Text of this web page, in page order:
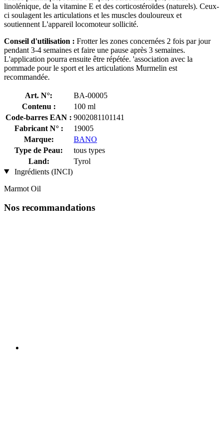
linolénique, de la vitamine E et des corticostéroïdes (naturels). Ceux-
ci soulagent les articulations et les muscles douloureux et
soutiennent L'appareil locomoteur sollicité.
Conseil d'utilisation : Frotter les zones concernées 2 fois par jour
pendant 3-4 semaines et faire une pause après 3 semaines.
L'application pourra ensuite être répétée. 'association avec la
pommade pour le sport et les articulations Murmelin est
recommandée.
Art. N°:
BA-00005
Contenu :
100 ml
Code-barres EAN : 9002081101141
Fabricant N° :
19005
Marque:
BANO
Type de Peau:
tous types
Land:
Tyrol
Ingrédients (INCI)
Marmot Oil
Nos recommandations